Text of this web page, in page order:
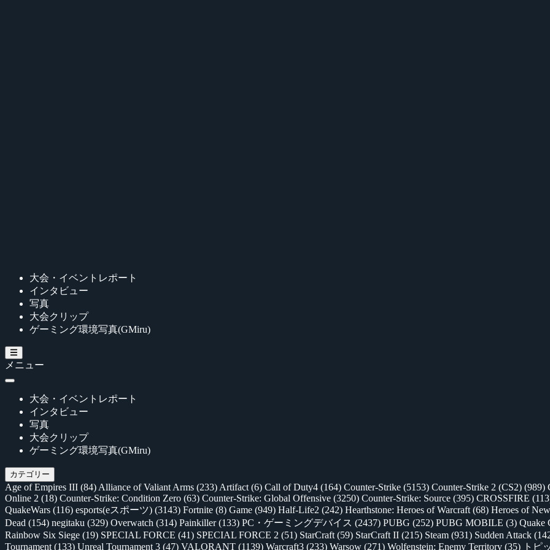
大会・イベントレポート
インタビュー
写真
大会クリップ
ゲーミング環境写真(GMiru)
メニュー
大会・イベントレポート
インタビュー
写真
大会クリップ
ゲーミング環境写真(GMiru)
カテゴリー
Age of Empires III (84) Alliance of Valiant Arms (233) Artifact (6) Call of Duty4 (164) Counter-Strike (5153) Counter-Strike 2 (CS2) (989)
Online 2 (18) Counter-Strike: Condition Zero (63) Counter-Strike: Global Offensive (3250) Counter-Strike: Source (395) CROSSFIRE
QuakeWars (116) esports(eスポーツ) (3143) Fortnite (8) Game (949) Half-Life2 (242) Hearthstone: Heroes of Warcraft (68) Heroes of
Dead (154) negitaku (329) Overwatch (314) Painkiller(133) PC・ゲーミングデバイス (2437) PUBG (252) PUBG MOBILE (3) Quake
Rainbow Six Siege (19) SPECIAL FORCE (41) SPECIAL FORCE 2 (51) StarCraft (59) StarCraft II (215) Steam (931) Sudden Attack
Tournament (133) Unreal Tournament 3 (47) VALORANT (1139) Warcraft3 (233) Warsow (271) Wolfenstein: Enemy Territory (35) トピ